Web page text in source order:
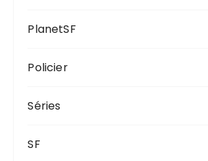
PlanetSF
Policier
Séries
SF